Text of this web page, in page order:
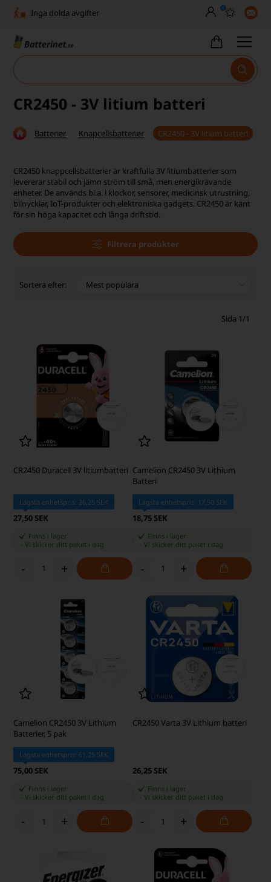
Inga dolda avgifter
Fasta låga priser
Bra Trustscore
Billig leverans från 49,-
Snabb leverans - 1-3 dagar
Fasta låga priser
Tel. är stängd vecka 27–32
Bra Trustscore
0
CR2450 - 3V litium batteri
Batterier Knapcellsbatterier CR2450 - 3V litium batteri
CR2450 knappcellsbatterier är kraftfulla 3V litiumbatterier som
levererar stabil och jämn ström till små, men energikrävande
enheter. De används bl.a. i klockor, sensorer, medicinsk utrustning,
bilnycklar, IoT-produkter och elektroniska gadgets. CR2450 är känt
för sin höga kapacitet och långa driftstid.
Filtrera produkter
Sortera efter:
Sida 1/1
CR2450 Duracell 3V litiumbatteri
Lägsta enhetspris: 26,25 SEK
27,50 SEK
Finns i lager
-Vi skicker ditt paket i dag
- +
Camelion CR2450 3V Lithium
Batteri
Lägsta enhetspris: 17,50 SEK
18,75 SEK
Finns i lager
Vi skicker ditt paket i dag
- +
Camelion CR2450 3V Lithium
Batterier, 5 pak
Lägsta enhetspris: 61,25 SEK
75,00 SEK
Finns i lager
-Vi skicker ditt paket i dag
- +
CR2450 Varta 3V Lithium batteri
26,25 SEK
Finns i lager
Vi skicker ditt paket i dag
- +